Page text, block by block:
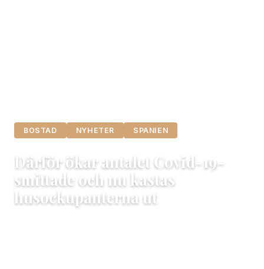
BOSTAD NYHETER SPANIEN
Därför ökar antalet Covid-19-
smittade och nu kastas
husockupanterna ut